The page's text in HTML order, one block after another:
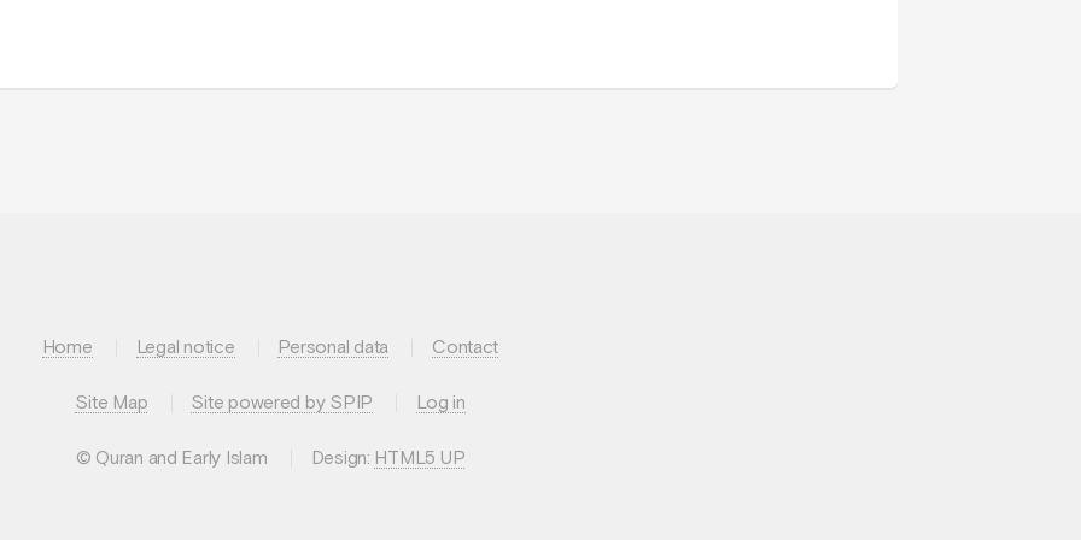
Home Legal notice Personal data Contact
Site Map Site powered by SPIP Log in
© Quran and Early Islam Design: HTML5 UP